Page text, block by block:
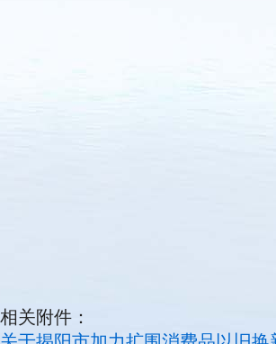
相关附件：